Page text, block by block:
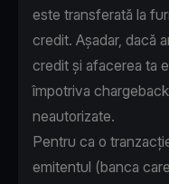
este transferată la
credit. Așadar, dacă
credit și afacerea ta
împotriva
neautorizate.
Pentru ca o
emitentul (banca